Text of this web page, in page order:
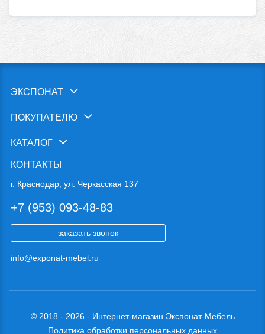
ЭКСПОНАТ
ПОКУПАТЕЛЮ
КАТАЛОГ
КОНТАКТЫ
г. Краснодар, ул. Черкасская 137
+7 (953) 093-48-83
заказать звонок
info@exponat-mebel.ru
© 2018 - 2026 - Интернет-магазин Экспонат-Мебель
Политика обработки персональных данных